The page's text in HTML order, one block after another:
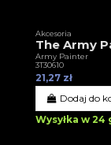
Akcesoria
The Army
Army Painter
3T30610
21,27 zł
Dodaj do
Wysyłka w 24